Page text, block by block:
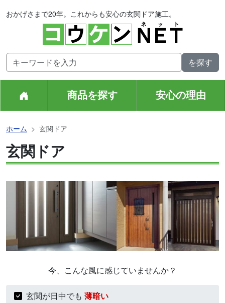
おかげさまで20年。これからも安心の玄関ドア施工。
商品を探す 安心の理由
ホーム 玄関ドア
玄関ドア
今、こんな風に感じていませんか？
玄関が日中でも 薄暗い